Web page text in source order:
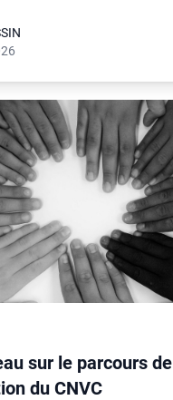
sur le parcours de
du CNVC